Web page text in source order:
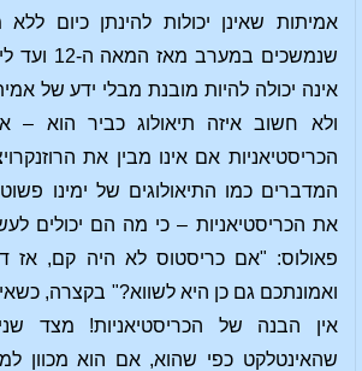
אמיתות שאינן יכולות להינתן כיום ללא
שנמשכים
אינה יכולה להיות מובנת מבלי ידע של
ולא חשוב איזה תיאולוג כביר הוא –
הכריסטיאניות אם אינו מבין את
המדברים כמו התיאולוגים של ימינו פשוט
את הכריסטיאניות – כי מה הם יכולים
פאולוס: "אם כריסטוס לא היה קם, אז
ואמונתכם גם כן היא לשווא?" בקצרה,
אין הבנה של הכריסטיאניות! מצד
שהאינטלקט כפי שהוא, אם הוא מכוון